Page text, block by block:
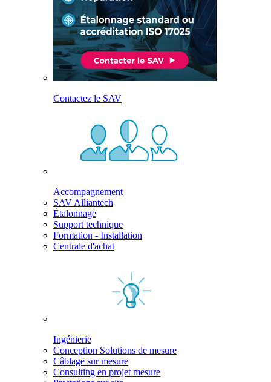
Contactez le SAV
Accompagnement
SAV Alliantech
Étalonnage
Support technique
Formation - Installation
Centrale d'achat
Ingénierie
Conception Solutions de mesure
Câblage sur mesure
Consulting en projet mesure